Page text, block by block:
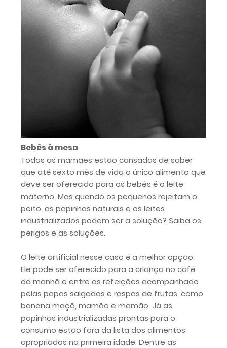
Bebês à mesa
Todas as mamães estão cansadas de saber
que até sexto mês de vida o único alimento que
deve ser oferecido para os bebês é o leite
materno. Mas quando os pequenos rejeitam o
peito, as papinhas naturais e os leites
industrializados podem ser a solução? Saiba os
perigos e as soluções.
O leite artificial nesse caso é a melhor opção.
Ele pode ser oferecido para a criança no café
da manhã e entre as refeições acompanhado
pelas papas salgadas e raspas de frutas, como
banana maçã, mamão e mamão. Já as
papinhas industrializadas prontas para o
consumo estão fora da lista dos alimentos
apropriados na primeira idade. Dentre as